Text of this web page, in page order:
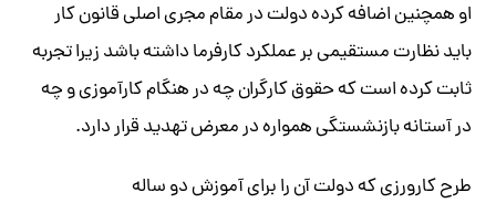
او همچنین اضافه کرده دولت در مقام مجری اصلی قانون کار
باید نظارت مستقیمی بر عملکرد کارفرما داشته باشد زیرا تجربه
ثابت کرده است که حقوق کارگران چه در هنگام کارآموزی و چه
در آستانه بازنشستگی همواره در معرض تهدید قرار دارد.
طرح کارورزی که دولت آن را برای آموزش دو ساله